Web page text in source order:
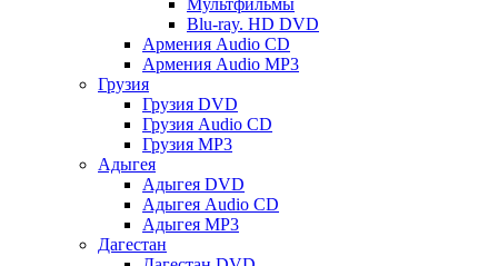
Мультфильмы
Blu-ray. HD DVD
Армения Audio CD
Армения Audio MP3
Грузия
Грузия DVD
Грузия Audio CD
Грузия MP3
Адыгея
Адыгея DVD
Адыгея Audio CD
Адыгея MP3
Дагестан